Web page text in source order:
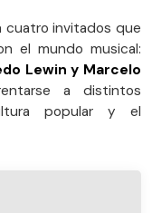
cuatro invitados que
el mundo musical:
Lewin y Marcelo
a distintos
popular y el